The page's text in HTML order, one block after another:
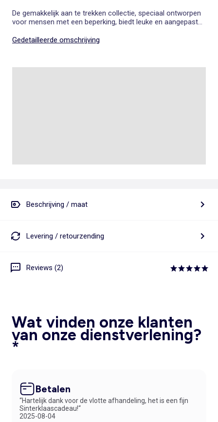
De gemakkelijk aan te trekken collectie, speciaal ontworpen
voor mensen met een beperking, biedt leuke en aangepaste
Gedetailleerde omschrijving
Beschrijving / maat
Levering / retourzending
Reviews (2)
Wat vinden onze klanten
van onze dienstverlening?
*
Betalen
“Hartelijk dank voor de vlotte afhandeling, het is een fijn
Sinterklaascadeau!“
2025-08-04